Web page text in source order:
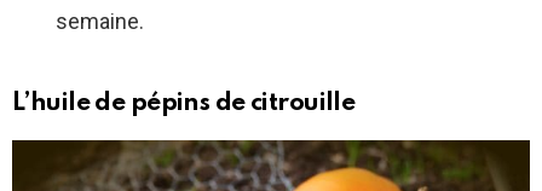
semaine.
L’huile de pépins de citrouille